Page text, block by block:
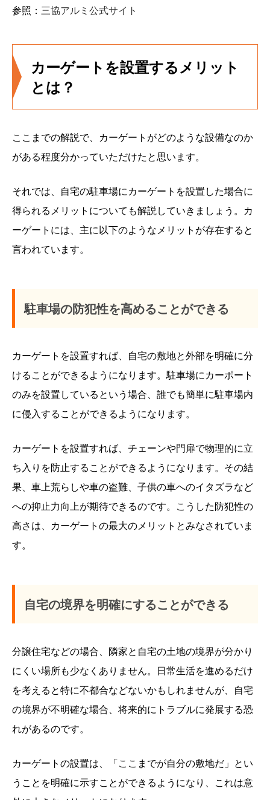
参照： 三協アルミ公式サイト
カーゲートを設置するメリット
とは？
ここまでの解説で、カーゲートがどのような設備なのか
がある程度分かっていただけたと思います。
それでは、自宅の駐車場にカーゲートを設置した場合に
得られるメリットについても解説していきましょう。カ
ーゲートには、主に以下のようなメリットが存在すると
言われています。
駐車場の防犯性を高めることができる
カーゲートを設置すれば、自宅の敷地と外部を明確に分
けることができるようになります。駐車場にカーポート
のみを設置しているという場合、誰でも簡単に駐車場内
に侵入することができるようになります。
カーゲートを設置すれば、チェーンや門扉で物理的に立
ち入りを防止することができるようになります。その結
果、車上荒らしや車の盗難、子供の車へのイタズラなど
への抑止力向上が期待できるのです。こうした防犯性の
高さは、カーゲートの最大のメリットとみなされていま
す。
自宅の境界を明確にすることができる
分譲住宅などの場合、隣家と自宅の土地の境界が分かり
にくい場所も少なくありません。日常生活を進めるだけ
を考えると特に不都合などないかもしれませんが、自宅
の境界が不明確な場合、将来的にトラブルに発展する恐
れがあるのです。
カーゲートの設置は、「ここまでが自分の敷地だ」とい
うことを明確に示すことができるようになり、これは意